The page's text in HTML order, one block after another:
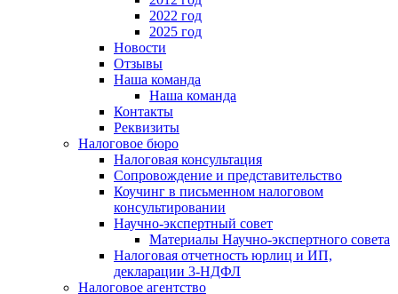
2022 год
2025 год
Новости
Отзывы
Наша команда
Наша команда
Контакты
Реквизиты
Налоговое бюро
Налоговая консультация
Cопровождение и представительство
Коучинг в письменном налоговом
консультировании
Научно-экспертный совет
Материалы Научно-экспертного совета
Налоговая отчетность юрлиц и ИП,
декларации 3-НДФЛ
Налоговое агентство